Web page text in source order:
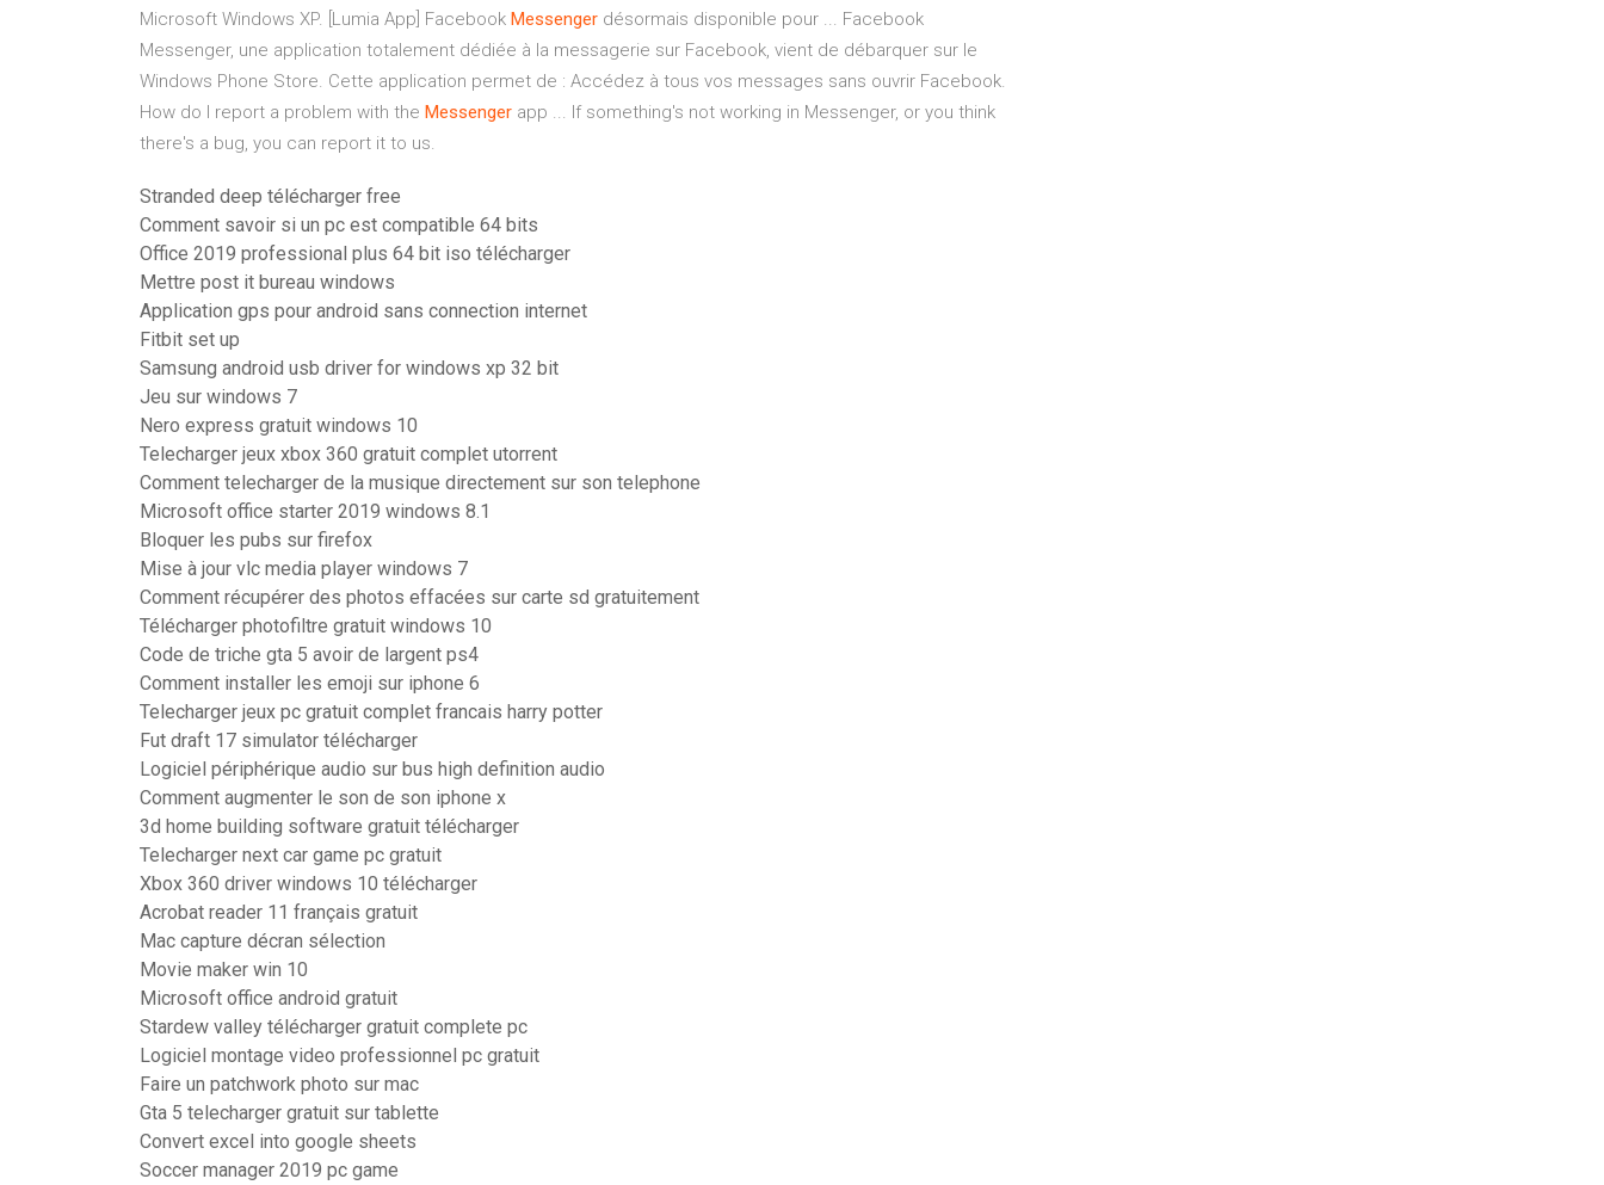
Microsoft Windows XP. [Lumia App] Facebook Messenger désormais disponible pour ... Facebook
Messenger, une application totalement dédiée à la messagerie sur Facebook, vient de débarquer sur le
Windows Phone Store. Cette application permet de : Accédez à tous vos messages sans ouvrir Facebook.
How do I report a problem with the Messenger app ... If something's not working in Messenger, or you think
there's a bug, you can report it to us.
Stranded deep télécharger free
Comment savoir si un pc est compatible 64 bits
Office 2019 professional plus 64 bit iso télécharger
Mettre post it bureau windows
Application gps pour android sans connection internet
Fitbit set up
Samsung android usb driver for windows xp 32 bit
Jeu sur windows 7
Nero express gratuit windows 10
Telecharger jeux xbox 360 gratuit complet utorrent
Comment telecharger de la musique directement sur son telephone
Microsoft office starter 2019 windows 8.1
Bloquer les pubs sur firefox
Mise à jour vlc media player windows 7
Comment récupérer des photos effacées sur carte sd gratuitement
Télécharger photofiltre gratuit windows 10
Code de triche gta 5 avoir de largent ps4
Comment installer les emoji sur iphone 6
Telecharger jeux pc gratuit complet francais harry potter
Fut draft 17 simulator télécharger
Logiciel périphérique audio sur bus high definition audio
Comment augmenter le son de son iphone x
3d home building software gratuit télécharger
Telecharger next car game pc gratuit
Xbox 360 driver windows 10 télécharger
Acrobat reader 11 français gratuit
Mac capture décran sélection
Movie maker win 10
Microsoft office android gratuit
Stardew valley télécharger gratuit complete pc
Logiciel montage video professionnel pc gratuit
Faire un patchwork photo sur mac
Gta 5 telecharger gratuit sur tablette
Convert excel into google sheets
Soccer manager 2019 pc game